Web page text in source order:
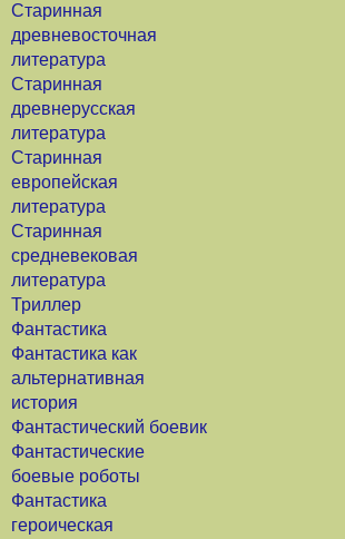
Старинная
древневосточная
литература
Старинная
древнерусская
литература
Старинная
европейская
литература
Старинная
средневековая
литература
Триллер
Фантастика
Фантастика как
альтернативная
история
Фантастический боевик
Фантастические
боевые роботы
Фантастика
героическая